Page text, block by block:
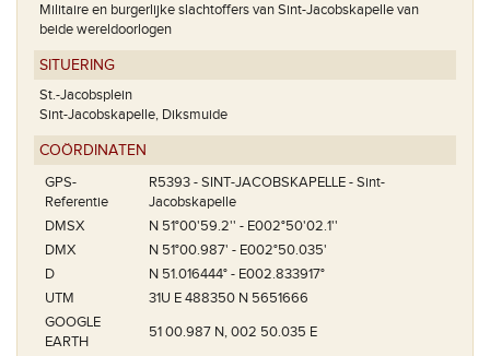
Militaire en burgerlijke slachtoffers van Sint-Jacobskapelle van
beide wereldoorlogen
SITUERING
St.-Jacobsplein
Sint-Jacobskapelle, Diksmuide
COÖRDINATEN
GPS-
Referentie
R5393 - SINT-JACOBSKAPELLE - Sint-
Jacobskapelle
DMSX
N 51°00'59.2'' - E002°50'02.1''
DMX
N 51°00.987' - E002°50.035'
D
N 51.016444° - E002.833917°
UTM
31U E 488350 N 5651666
GOOGLE
EARTH
51 00.987 N, 002 50.035 E